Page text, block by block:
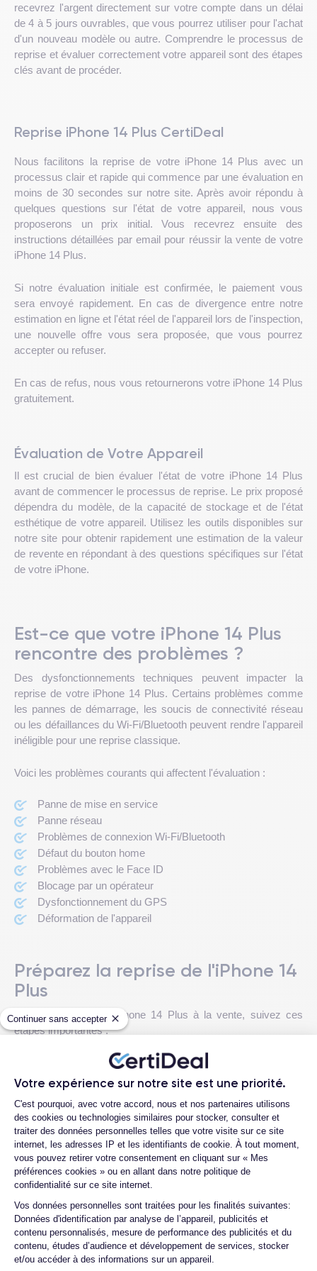
Continuer sans accepter
Votre expérience sur notre site est une priorité.
Plateforme de Gestion du
C'est pourquoi, avec votre accord, nous et nos partenaires utilisons
des cookies ou technologies similaires pour stocker, consulter et
traiter des données personnelles telles que votre visite sur ce site
internet, les adresses IP et les identifiants de cookie. À tout moment,
vous pouvez retirer votre consentement en cliquant sur « Mes
préférences cookies » ou en allant dans notre politique de
confidentialité sur ce site internet.
Vos données personnelles sont traitées pour les finalités suivantes:
Données d'identification par analyse de l’appareil, publicités et
contenu personnalisés, mesure de performance des publicités et du
contenu, études d’audience et développement de services, stocker
et/ou accéder à des informations sur un appareil.
Axeptio consent
recevrez l'argent directement sur votre compte dans un délai
de 4 à 5 jours ouvrables, que vous pourrez utiliser pour l'achat
d'un nouveau modèle ou autre. Comprendre le processus de
reprise et évaluer correctement votre appareil sont des étapes
clés avant de procéder.
Reprise iPhone 14 Plus CertiDeal
Nous facilitons la reprise de votre iPhone 14 Plus avec un
processus clair et rapide qui commence par une évaluation en
moins de 30 secondes sur notre site. Après avoir répondu à
quelques questions sur l'état de votre appareil, nous vous
proposerons un prix initial. Vous recevrez ensuite des
instructions détaillées par email pour réussir la vente de votre
iPhone 14 Plus.
Si notre évaluation initiale est confirmée, le paiement vous
sera envoyé rapidement. En cas de divergence entre notre
estimation en ligne et l'état réel de l'appareil lors de l'inspection,
une nouvelle offre vous sera proposée, que vous pourrez
accepter ou refuser.
En cas de refus, nous vous retournerons votre iPhone 14 Plus
gratuitement.
Évaluation de Votre Appareil
Il est crucial de bien évaluer l'état de votre iPhone 14 Plus
avant de commencer le processus de reprise. Le prix proposé
dépendra du modèle, de la capacité de stockage et de l'état
esthétique de votre appareil. Utilisez les outils disponibles sur
notre site pour obtenir rapidement une estimation de la valeur
de revente en répondant à des questions spécifiques sur l'état
de votre iPhone.
Est-ce que votre iPhone 14 Plus
rencontre des problèmes ?
Des dysfonctionnements techniques peuvent impacter la
reprise de votre iPhone 14 Plus. Certains problèmes comme
les pannes de démarrage, les soucis de connectivité réseau
ou les défaillances du Wi-Fi/Bluetooth peuvent rendre l'appareil
inéligible pour une reprise classique.
Voici les problèmes courants qui affectent l'évaluation :
Panne de mise en service
Panne réseau
Problèmes de connexion Wi-Fi/Bluetooth
Défaut du bouton home
Problèmes avec le Face ID
Blocage par un opérateur
Dysfonctionnement du GPS
Déformation de l'appareil
Préparez la reprise de l'iPhone 14
Plus
Pour préparer votre iPhone 14 Plus à la vente, suivez ces
étapes importantes :
1. Désactivez la fonction "Localiser mon iPhone" :
étape est essentielle pour permettre au futur acquéreur
d'utiliser l'appareil sans restrictions.
2. Sauvegarde des données :Il est conseillé de
sauvegarder toutes vos informations importantes sur iCloud
ou via une sauvegarde iTunes avant d'effacer le contenu de
votre appareil.
3. Réinitialisation de l'iPhone :Réinitialisez votre appareil
aux paramètres d'usine pour supprimer toutes les données
personnelles et préparer l'appareil pour la vente.